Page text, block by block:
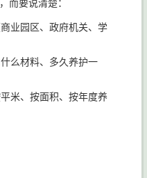
而要说清楚：
业园区、政府机关、学
么材料、多久养护一
米、按面积、按年度养